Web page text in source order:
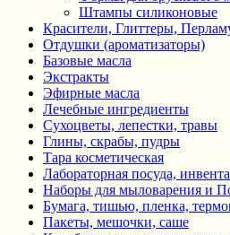
Штампы силиконовые
Красители, Глиттеры,
Отдушки (ароматизаторы)
Базовые масла
Экстракты
Эфирные масла
Лечебные ингредиенты
Сухоцветы, лепестки, травы
Глины, скрабы, пудры
Тара косметическая
Лабораторная посуда,
Наборы для мыловарения и
Бумага, тишью, пленка,
Пакеты, мешочки, саше